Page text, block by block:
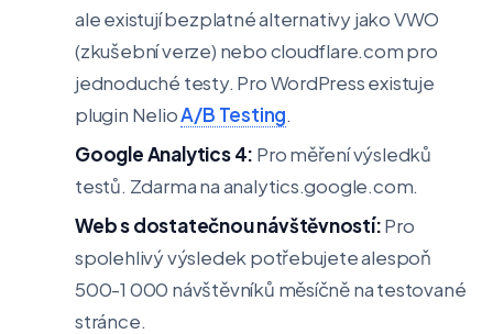
ale existují bezplatné alternativy jako VWO
(zkušební verze) nebo cloudflare.com pro
jednoduché testy. Pro WordPress existuje
plugin NelioA/B Testing.
Google Analytics 4: Pro měření výsledků
testů. Zdarma na analytics.google.com.
Web s dostatečnou návštěvností:Pro
spolehlivý výsledek potřebujete alespoň
500-1 000 návštěvníků měsíčně na testované
stránce.